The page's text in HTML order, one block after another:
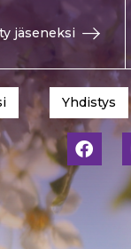
jäseneksi
Yhdistys